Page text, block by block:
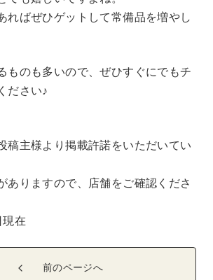
ればぜひゲットして常備品を増やし
ものも多いので、ぜひすぐにでもチ
ださい♪
稿主様より掲載許諾をいただいてい
ありますので、店舗をご確認くださ
在
前のページへ